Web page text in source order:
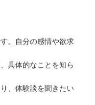
。自分の感情や欲求
具体的なことを知ら
、体験談を聞きたい